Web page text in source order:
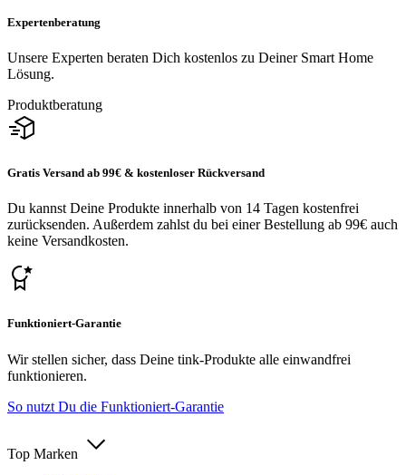
Expertenberatung
Unsere Experten beraten Dich kostenlos zu Deiner Smart Home
Lösung.
Produktberatung
Gratis Versand ab 99€ & kostenloser Rückversand
Du kannst Deine Produkte innerhalb von 14 Tagen kostenfrei
zurücksenden. Außerdem zahlst du bei einer Bestellung ab 99€ auch
keine Versandkosten.
Funktioniert-Garantie
Wir stellen sicher, dass Deine tink-Produkte alle einwandfrei
funktionieren.
So nutzt Du die Funktioniert-Garantie
Top Marken